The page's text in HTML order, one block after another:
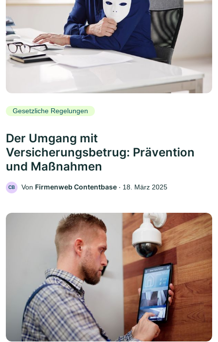
Gesetzliche Regelungen
Der Umgang mit
Versicherungsbetrug: Prävention
und Maßnahmen
CB Von Firmenweb Contentbase ‧ 18. März 2025